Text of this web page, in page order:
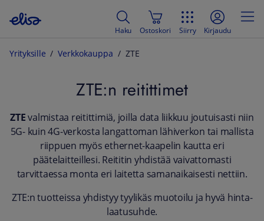
Haku Ostoskori Siirry Kirjaudu
Yrityksille Verkkokauppa ZTE
ZTE:n reitittimet
ZTEvalmistaa reitittimiä, joilla data liikkuu joutuisasti niin
5G- kuin 4G-verkosta langattoman lähiverkon tai mallista
riippuen myös ethernet-kaapelin kautta eri
päätelaitteillesi. Reititin yhdistää vaivattomasti
tarvittaessa monta eri laitetta samanaikaisesti nettiin.
ZTE:n tuotteissa yhdistyy tyylikäs muotoilu ja hyvä hinta-
laatusuhde.